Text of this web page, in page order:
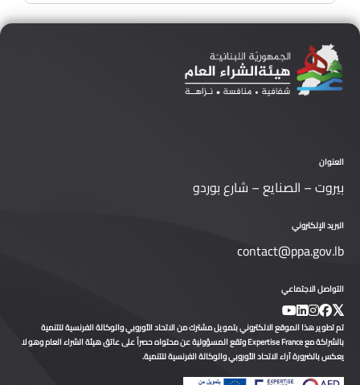
العنوان
بيروت – الصنايع – شارع بوردو
البريد الإلكتروني
contact@ppa.gov.lb
التواصل الاجتماعي
تم تطوير هذا الموقع الالكتروني بتمويل مشترك من الاتحاد الأوروبي والوكالة الفرنسية للتنمية
بالشراكة مع Expertise France وتقع المسؤولية عن محتواه حصراً على عاتق هيئة الشراء العام وهو لا
يعكس بالضرورة آراء الاتحاد الأوروبي والوكالة الفرنسية للتنمية.